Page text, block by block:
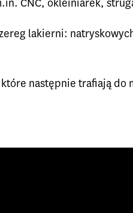
lakierni:
następnie trafiają do